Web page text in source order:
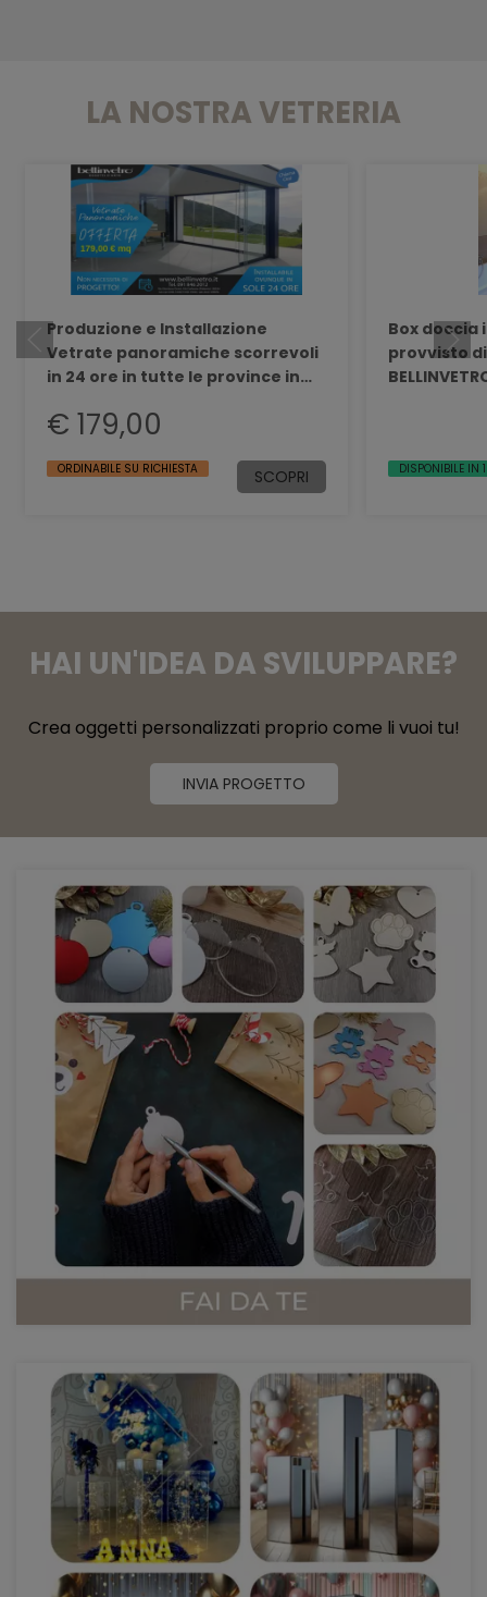
LA NOSTRA VETRERIA
Produzione e Installazione
Vetrate panoramiche scorrevoli
in 24 ore in tutte le province in
€ 179,00
ORDINABILE SU RICHIESTA SCOPRI
Box
provvisto
DISPONIBILE IN
HAI UN'IDEA DA SVILUPPARE?
Crea oggetti personalizzati proprio come li vuoi tu!
INVIA PROGETTO